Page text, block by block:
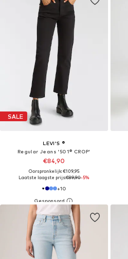
SALE
LEVI'S ®
Regular Jeans '501® CROP'
€84,90
Oorspronkelijk: €109,95
Laatste laagste prijs:€89,90-5%
+10